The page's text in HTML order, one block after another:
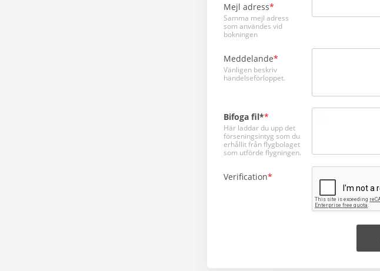
Mejl adress
Samma mejl adress
som användes vid
bokningen
Meddelande
Vänligen beskriv
händelseförloppet.
Bifoga fil*
Här laddar du upp det
förseningsintyg som du
erhållit från flygbolaget
som utförde flygningen.
Verification